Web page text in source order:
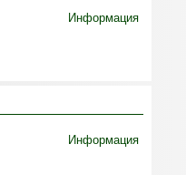
Информация
Информация